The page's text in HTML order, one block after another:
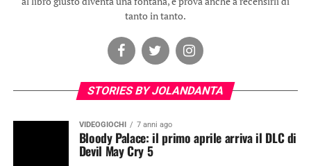
tanto in tanto.
STORIES BY JOLANDANTA
VIDEOGIOCHI 7 anni ago
Bloody Palace: il primo aprile arriva il DLC di
Devil May Cry 5